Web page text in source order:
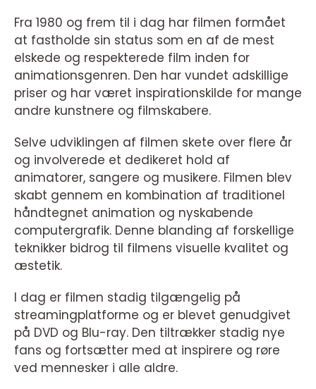
Fra 1980 og frem til i dag har filmen formået
at fastholde sin status som en af de mest
elskede og respekterede film inden for
animationsgenren. Den har vundet adskillige
priser og har været inspirationskilde for mange
andre kunstnere og filmskabere.
Selve udviklingen af filmen skete over flere år
og involverede et dedikeret hold af
animatorer, sangere og musikere. Filmen blev
skabt gennem en kombination af traditionel
håndtegnet animation og nyskabende
computergrafik. Denne blanding af forskellige
teknikker bidrog til filmens visuelle kvalitet og
æstetik.
I dag er filmen stadig tilgængelig på
streamingplatforme og er blevet genudgivet
på DVD og Blu-ray. Den tiltrækker stadig nye
fans og fortsætter med at inspirere og røre
ved mennesker i alle aldre.